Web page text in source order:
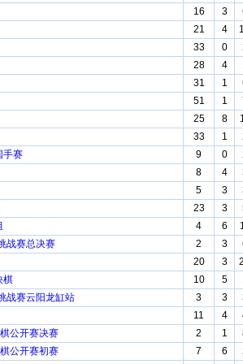
16 3
21 4
33 0
28 4
31 1
51 1
25 8
33 1
手赛 9 0
8 4
5 3
23 3
4 6
战赛总决赛 2 3
20 3
棋 10 5
战赛云阳龙缸站 3 3
11 4
公开赛决赛 2 1
公开赛初赛 7 6